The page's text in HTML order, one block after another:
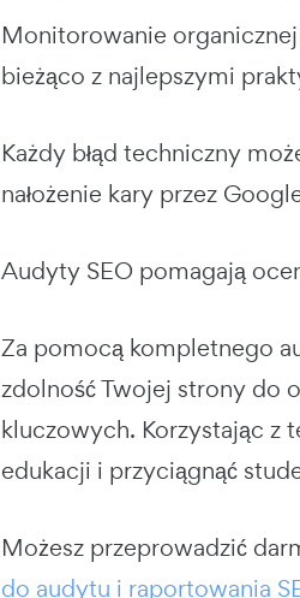
Monitorowanie
bieżąco z najlepszymi
Każdy błąd techniczny
nałożenie kary przez
Audyty SEO pomagają
Za pomocą kompletnego
zdolność Twojej strony do
kluczowych. Korzystając z
edukacji i przyciągnąć
Możesz przeprowadzić
do audytu i raportowania